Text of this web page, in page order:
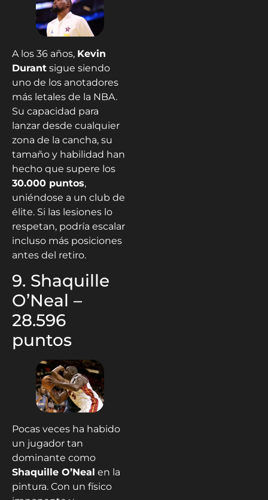
A los 36 años,Kevin
Durantsigue siendo
más letales de la NBA.
Su capacidad para
lanzar desde cualquier
zona de la cancha, su
tamaño y habilidad han
hecho que supere los
30.000 puntos,
uniéndose a un club de
élite. Si las lesiones lo
respetan, podría escalar
incluso más posiciones
antes del retiro.
9. Shaquille
O’Neal –
28.596
puntos
Pocas veces ha habido
un jugador tan
Shaquille O’Nealen la
pintura. Con un físico
imponente y
movimientos
explosivos, “Shaq”